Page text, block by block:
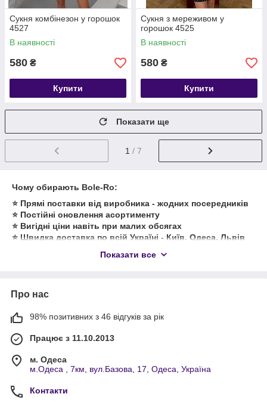
Сукня комбінезон у горошок
4527
В наявності
580 ₴
Купити
Сукня з мереживом у
горошок 4525
В наявності
580 ₴
Купити
Показати ще
1 / 7
Чому обирають Bole-Ro:
⭐️ Прямі поставки від виробника - жодних посередників
⭐️ Постійні оновлення асортименту
⭐️ Вигідні ціни навіть при малих обсягах
⭐️ Швидка доставка по всій Україні - Київ, Одеса, Львів
⭐️ Ідеально для дропшиппінгу та спільних покупок
Оновлюйте асортимент разом з bole-ro.com.ua -
за дропшипінгом вже сьогодні!
Додавайте в кошик і заробляйте із задоволенням!
Показати все
Про нас
98% позитивних з 46 відгуків за рік
Працює з 11.10.2013
м. Одеса
м.Одеса , 7км, вул.Базова, 17, Одеса, Україна
Контакти